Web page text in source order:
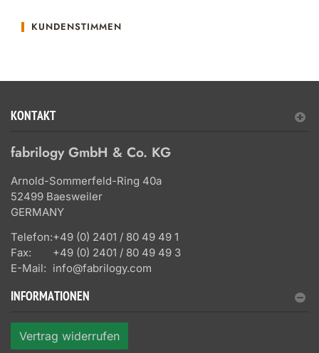
KUNDENSTIMMEN
KONTAKT
fabrilogy GmbH & Co. KG
Arnold-Sommerfeld-Ring 40a
52499 Baesweiler
GERMANY
Telefon:+49 (0) 2401 / 80 49 49 1
Fax:
+49 (0) 2401 / 80 49 49 3
E-Mail: info@fabrilogy.com
INFORMATIONEN
Vertrag widerrufen